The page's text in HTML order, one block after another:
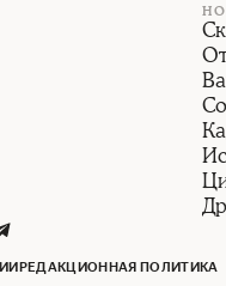
РЕДАКЦИОННАЯ ПОЛИТИКА